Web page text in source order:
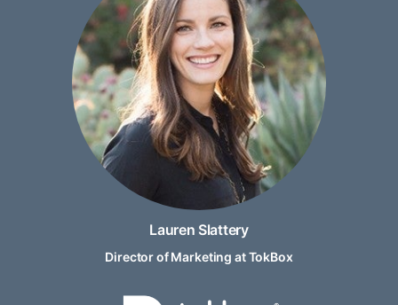
Lauren Slattery
Director of Marketing at TokBox